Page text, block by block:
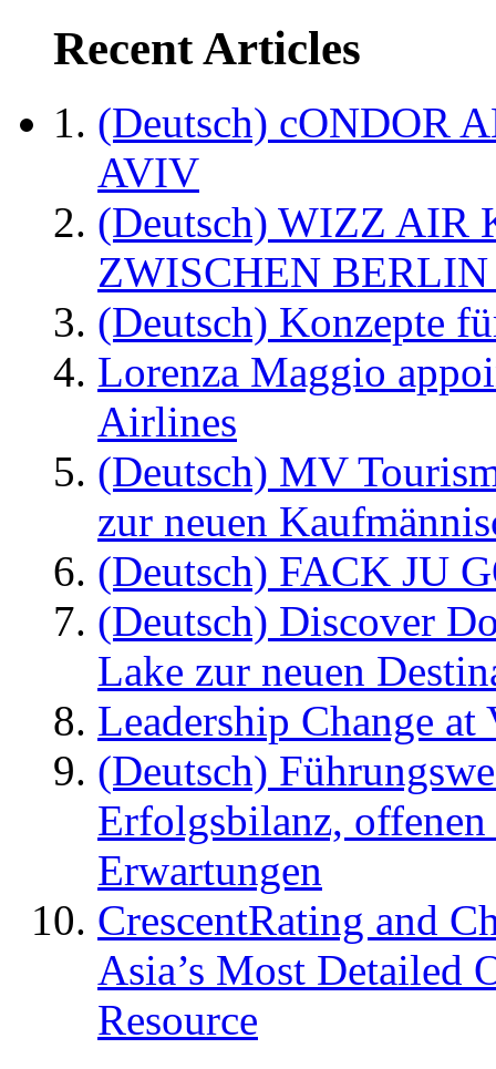
Recent Articles
(Deutsch) cONDOR
AVIV
(Deutsch) WIZZ AIR
ZWISCHEN
(Deutsch) Konzepte
Lorenza Maggio
Airlines
(Deutsch) MV
zur neuen
(Deutsch) FACK JU
(Deutsch) Discover
Lake zur neuen
Leadership Change
(Deutsch)
Erfolgsbilanz,
Erwartungen
CrescentRating and
Asia’s Most Detailed
Resource